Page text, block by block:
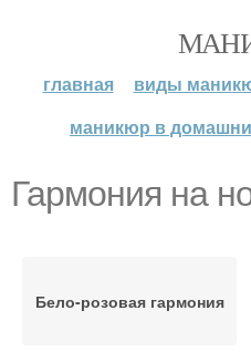
главная виды
маникюр в
Гармония на
Бело-розовая гармония